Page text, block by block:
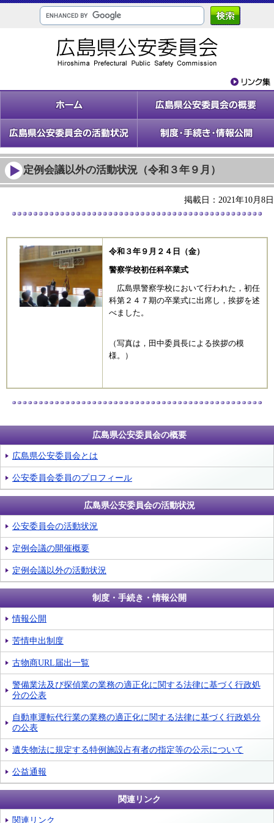
定例会議以外の活動状況（令和３年９月）
掲載日：2021年10月8日
令和３年９月２４ 日（金）
警察学校初任科卒業式
広島県警察学校において行われた，初任
科第２４７期の卒業式に出席し，挨拶を述
べました。
（写真は，田中委員長による挨拶の模
様。）
広島県公安委員会の概要
広島県公安委員会とは
公安委員会委員のプロフィール
広島県公安委員会の活動状況
公安委員会の活動状況
定例会議の開催概要
定例会議以外の活動状況
制度・手続き・情報公開
情報公開
苦情申出制度
古物商URL届出一覧
警備業法及び探偵業の業務の適正化に関する法律に基づく行政処
分の公表
自動車運転代行業の業務の適正化に関する法律に基づく行政処分
の公表
遺失物法に規定する特例施設占有者の指定等の公示について
公益通報
関連リンク
関連リンク